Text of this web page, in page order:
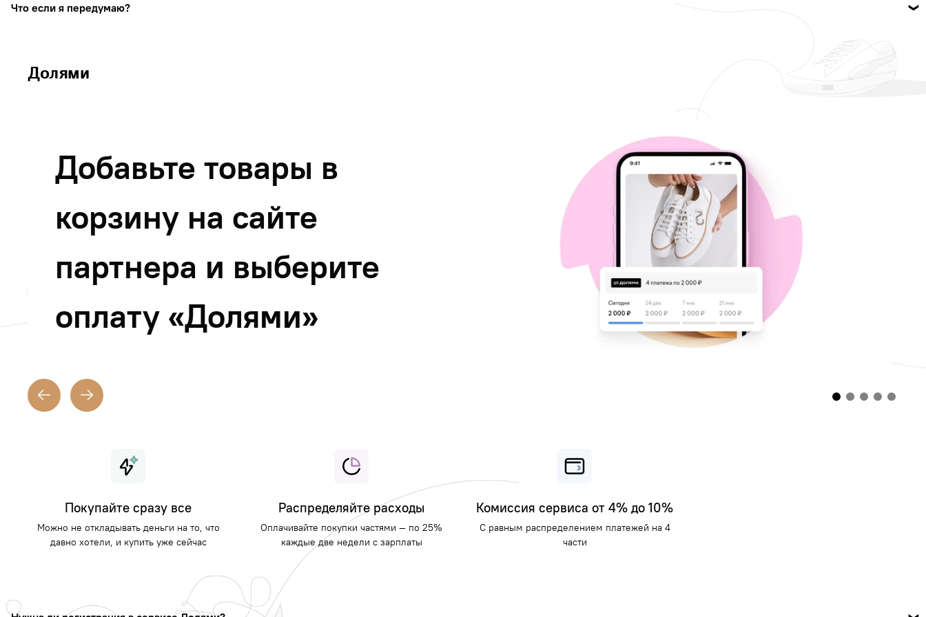
Что если я передумаю?
Долями
Добавьте товары в
корзину на сайте
партнера и выберите
оплату «Долями»
Покупайте сразу все
Можно не откладывать деньги на то, что
давно хотели, и купить уже сейчас
Распределяйте расходы
Оплачивайте покупки частями — по 25%
каждые две недели с зарплаты
Комиссия сервиса от 4% до 10%
С равным распределением платежей на 4
части